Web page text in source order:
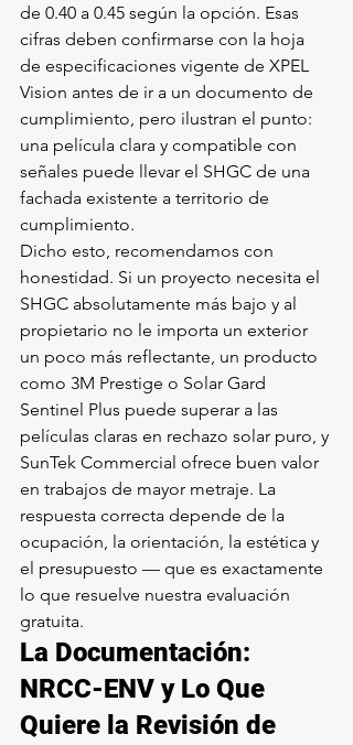
de 0.40 a 0.45 según la opción. Esas
cifras deben confirmarse con la hoja
de especificaciones vigente de XPEL
Vision antes de ir a un documento de
cumplimiento, pero ilustran el punto:
una película clara y compatible con
señales puede llevar el SHGC de una
fachada existente a territorio de
cumplimiento.
Dicho esto, recomendamos con
honestidad. Si un proyecto necesita el
SHGC absolutamente más bajo y al
propietario no le importa un exterior
un poco más reflectante, un producto
como 3M Prestige o Solar Gard
Sentinel Plus puede superar a las
películas claras en rechazo solar puro, y
SunTek Commercial ofrece buen valor
en trabajos de mayor metraje. La
respuesta correcta depende de la
ocupación, la orientación, la estética y
el presupuesto — que es exactamente
lo que resuelve nuestra evaluación
gratuita.
La Documentación:
NRCC-ENV y Lo Que
Quiere la Revisión de